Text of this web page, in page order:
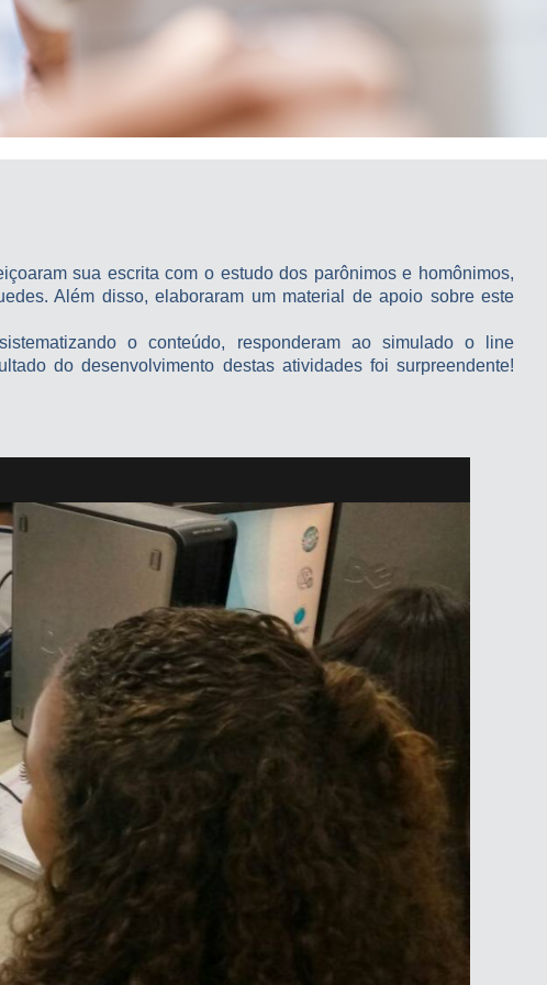
sua escrita com o estudo dos parônimos e homônimos,
Além disso, elaboraram um material de apoio sobre este
o conteúdo, responderam ao simulado o line
do desenvolvimento destas atividades foi surpreendente!